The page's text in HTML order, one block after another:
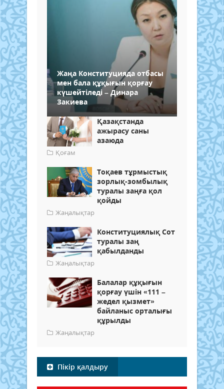
Жаңа Конституцияда отбасы
мен бала құқығын қорғау
күшейтіледі – Динара
Закиева
Қазақстанда
ажырасу саны
азаюда
Қоғам
Тоқаев тұрмыстық
зорлық-зомбылық
туралы заңға қол
қойды
Жаңалықтар
Конституциялық Сот
туралы заң
қабылданды
Жаңалықтар
Балалар құқығын
қорғау үшін «111 –
жедел қызмет»
байланыс орталығы
құрылды
Жаңалықтар
Пікір қалдыру